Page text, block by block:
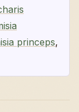
princeps,